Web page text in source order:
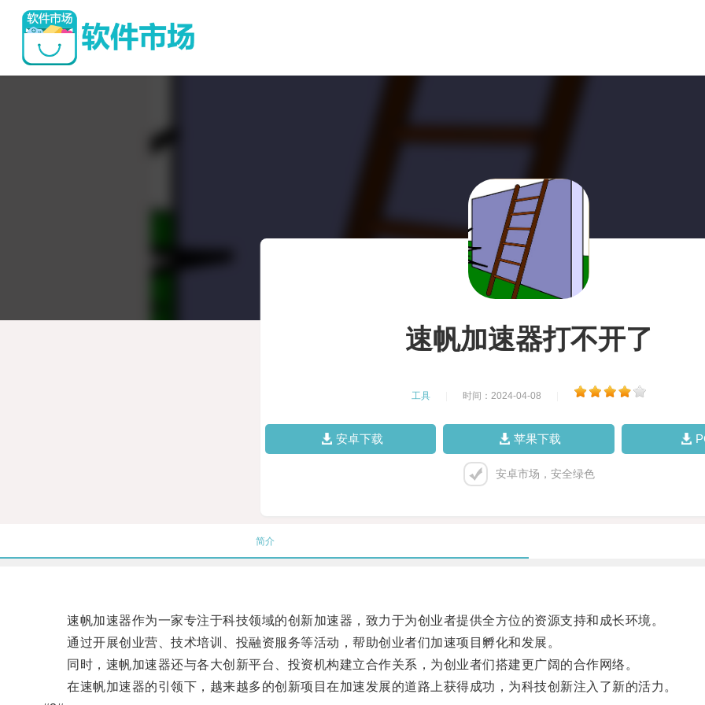
速帆加速器打不开了
工具 时间：2024-04-08
安卓下载 苹果下载
安卓市场，安全绿色
简介
速帆加速器作为一家专注于科技领域的创新加速器，致力于为创业者提供全方位的资源支持和成长环境。
通过开展创业营、技术培训、投融资服务等活动，帮助创业者们加速项目孵化和发展。
同时，速帆加速器还与各大创新平台、投资机构建立合作关系，为创业者们搭建更广阔的合作网络。
在速帆加速器的引领下，越来越多的创新项目在加速发展的道路上获得成功，为科技创新注入了新的活力。